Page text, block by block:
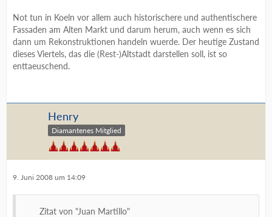
Not tun in Koeln vor allem auch historischere und authentischere
Fassaden am Alten Markt und darum herum, auch wenn es sich
dann um Rekonstruktionen handeln wuerde. Der heutige Zustand
dieses Viertels, das die (Rest-)Altstadt darstellen soll, ist so
enttaeuschend.
Henry
Diamantenes Mitglied
9. Juni 2008 um 14:09
Zitat von "Juan Martillo"